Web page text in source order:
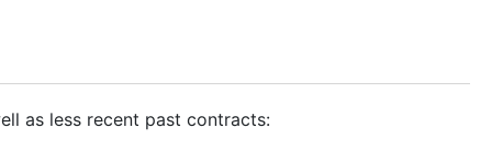
as less recent past contracts: